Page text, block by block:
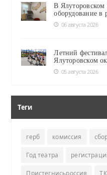
В Ялуторовском
оборудование в
06 августа 2026
Летний
Ялуторовском
05 августа 2026
Теги
герб комиссия
Год театра
Пристегнисьроссия